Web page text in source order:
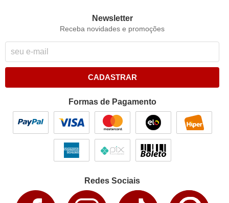
Newsletter
Receba novidades e promoções
CADASTRAR
Formas de Pagamento
Redes Sociais